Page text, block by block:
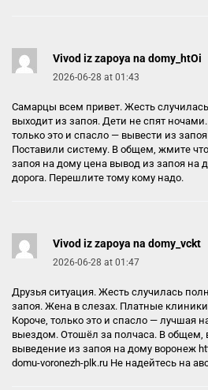
Vivod iz zapoya na domy_htOi
2026-06-28 at 01:43
Самарцы всем привет. Жесть
выходит из запоя. Дети не спят
только это и спасло — вывести из
Поставили систему. В общем, жмите
запоя на дому цена вывод из запоя на
дорога. Перешлите тому кому надо.
Vivod iz zapoya na domy_vckt
2026-06-28 at 01:47
Друзья ситуация. Жесть случилась
запоя. Жена в слезах. Платные
Короче, только это и спасло — лучшая
выездом. Отошёл за полчаса. В общем,
выведение из запоя на дому воронеж
domu-voronezh-plk.ru Не надейтесь на